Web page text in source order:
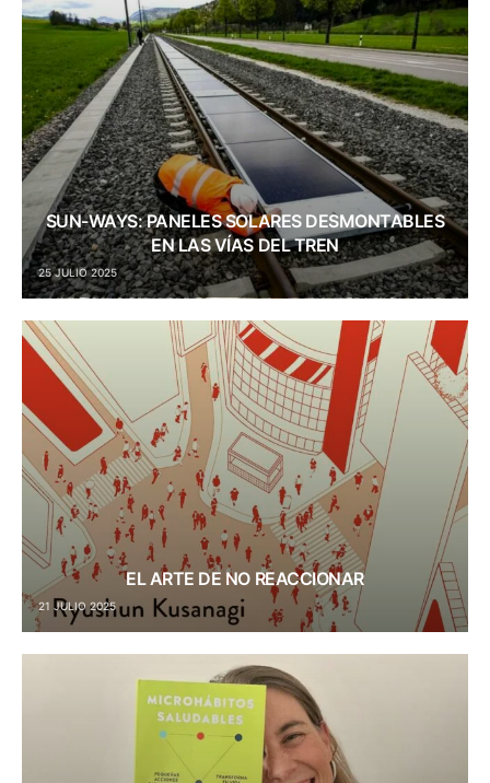
SUN-WAYS: PANELES SOLARES DESMONTABLES
EN LAS VÍAS DEL TREN
25 JULIO 2025
EL ARTE DE NO REACCIONAR
21 JULIO 2025